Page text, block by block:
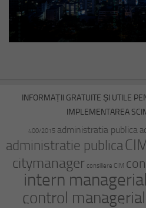
INFORMAȚII GRATUITE ȘI UTILE
IMPLEMENTAREA
400/2015 administratia publica
administratie publica
citymanager consiliere CIM
intern managerial
control managerial